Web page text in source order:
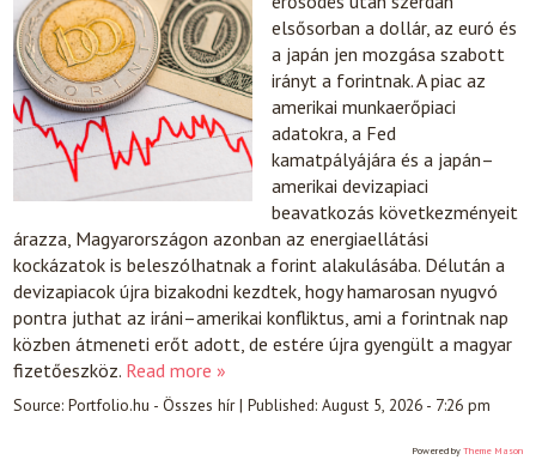
elsősorban a dollár, az euró és
a japán jen mozgása szabott
irányt a forintnak. A piac az
amerikai munkaerőpiaci
adatokra, a Fed
kamatpályájára és a japán–
amerikai devizapiaci
beavatkozás következményeit
árazza, Magyarországon azonban az energiaellátási
kockázatok is beleszólhatnak a forint alakulásába. Délután a
devizapiacok újra bizakodni kezdtek, hogy hamarosan nyugvó
pontra juthat az iráni–amerikai konfliktus, ami a forintnak nap
közben átmeneti erőt adott, de estére újra gyengült a magyar
fizetőeszköz. Read more »
Source:Portfolio.hu - Összes hír|Published:August 5, 2026 - 7:26 pm
Powered by Theme Mason